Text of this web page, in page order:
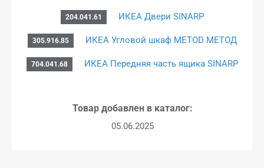
204.041.61 ИКЕА Двери SINARP
305.916.85 ИКЕА Угловой шкаф METOD МЕТОД
704.041.68 ИКЕА Передняя часть ящика SINARP
Товар добавлен в каталог:
05.06.2025